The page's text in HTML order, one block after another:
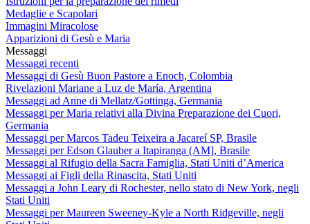
Medaglie e Scapolari
Immagini Miracolose
Apparizioni di Gesù e Maria
Messaggi
Messaggi recenti
Messaggi di Gesù Buon Pastore a Enoch, Colombia
Rivelazioni Mariane a Luz de María, Argentina
Messaggi ad Anne di Mellatz/Gottinga, Germania
Messaggi per Maria relativi alla Divina Preparazione dei Cuori,
Germania
Messaggi per Marcos Tadeu Teixeira a Jacareí SP, Brasile
Messaggi per Edson Glauber a Itapiranga (AM], Brasile
Messaggi al Rifugio della Sacra Famiglia, Stati Uniti d’America
Messaggi ai Figli della Rinascita, Stati Uniti
Messaggi a John Leary di Rochester, nello stato di New York, negli
Stati Uniti
Messaggi per Maureen Sweeney-Kyle a North Ridgeville, negli